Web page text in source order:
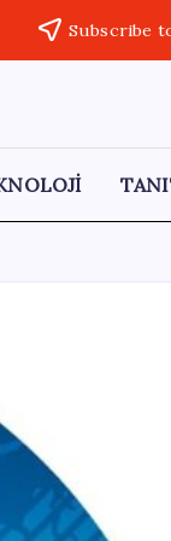
Subscribe